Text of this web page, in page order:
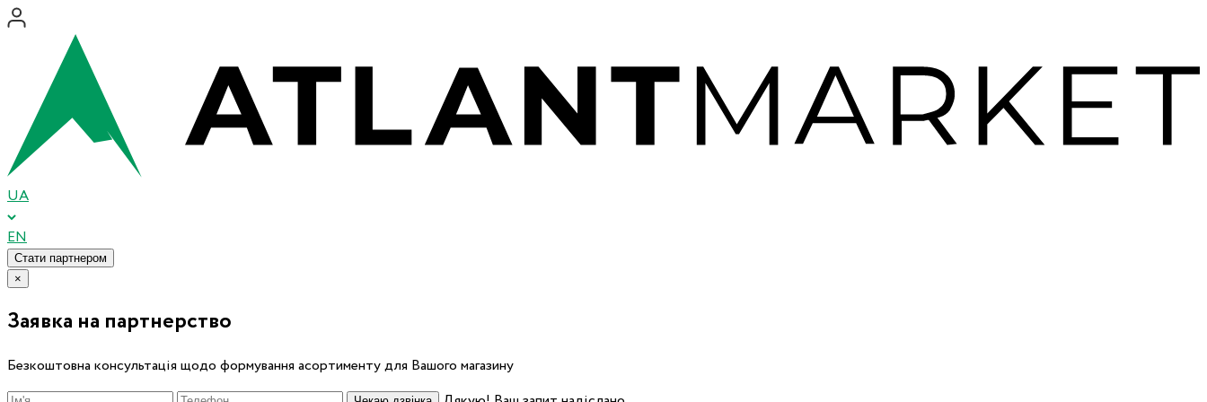
UA
EN
Стати партнером
×
Заявка на партнерство
Безкоштовна консультація щодо формування асортименту для Вашого магазину